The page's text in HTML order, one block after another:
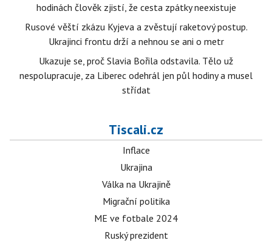
hodinách člověk zjistí, že cesta zpátky neexistuje
Rusové věští zkázu Kyjeva a zvěstují raketový postup.
Ukrajinci frontu drží a nehnou se ani o metr
Ukazuje se, proč Slavia Bořila odstavila. Tělo už
nespolupracuje, za Liberec odehrál jen půl hodiny a musel
střídat
Tiscali.cz
Inflace
Ukrajina
Válka na Ukrajině
Migrační politika
ME ve fotbale 2024
Ruský prezident